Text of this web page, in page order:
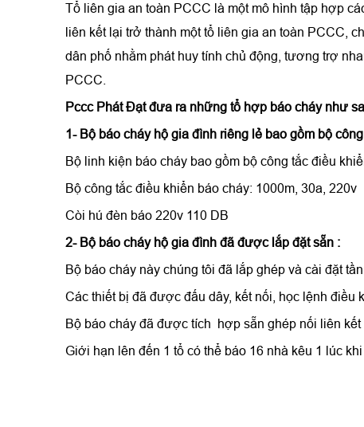
Tổ liên gia an toàn PCCC là một mô hình tập hợp
liên kết lại trở thành một tổ liên gia an toàn PCCC,
dân phố nhằm phát huy tính chủ động, tương trợ
PCCC.
Pccc Phát Đạt đưa ra những tổ hợp báo cháy như
1- Bộ báo cháy hộ gia đình riêng lẻ bao gồm bộ
Bộ linh kiện báo cháy bao gồm bộ công tắc điều
Bộ công tắc điều khiển báo cháy: 1000m, 30a, 220v
Còi hú đèn báo 220v 110 DB
2- Bộ báo cháy hộ gia đình đã được lắp đặt sẵn :
Bộ báo cháy này chúng tôi đã lắp ghép và cài đặt
Các thiết bị đã được đấu dây, kết nối, học lệnh điều
Bộ báo cháy đã được tích hợp sẵn ghép nối liên kết
Giới hạn lên đến 1 tổ có thể báo 16 nhà kêu 1 lúc khi